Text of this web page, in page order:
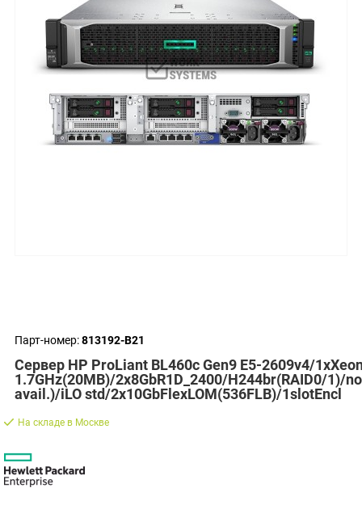
Парт-номер:813192-B21
Сервер HP ProLiant BL460c Gen9 E5-2609v4/
1.7GHz(20MB)/2x8GbR1D_2400/H244br(RAID0/1)/
avail.)/iLO std/2x10GbFlexLOM(536FLB)/1slotEncl
На складе в Москве